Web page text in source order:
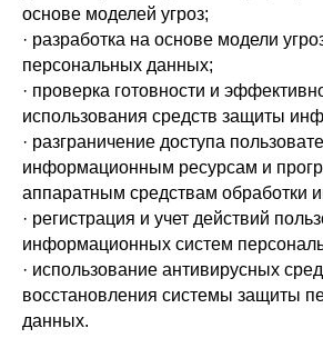
основе моделей угроз;
· разработка на основе модели
персональных данных;
· проверка готовности и
использования средств защиты
· разграничение доступа
информационным ресурсам и
аппаратным средствам обработки
· регистрация и учет действий
информационных систем
· использование антивирусных
восстановления системы защиты
данных.